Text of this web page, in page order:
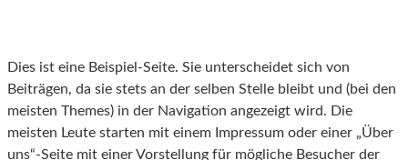
Dies ist eine Beispiel-Seite. Sie unterscheidet sich von
Beiträgen, da sie stets an der selben Stelle bleibt und (bei den
meisten Themes) in der Navigation angezeigt wird. Die
meisten Leute starten mit einem Impressum oder einer „Über
uns“-Seite mit einer Vorstellung für mögliche Besucher der